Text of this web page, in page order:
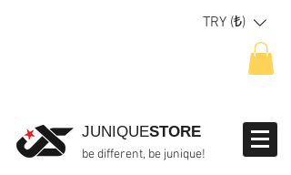
TRY (₺)
JUNIQUESTORE
be different, be junique!